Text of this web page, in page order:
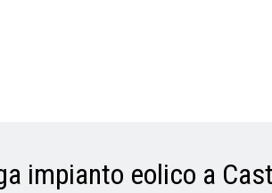
impianto eolico a